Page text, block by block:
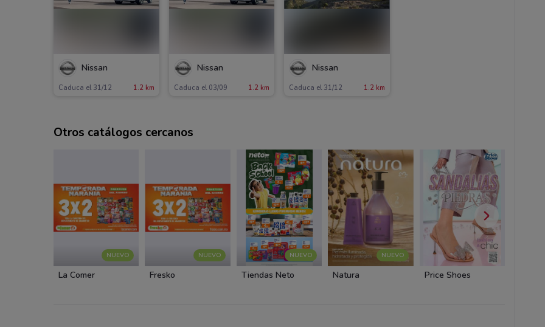
Nissan
Caduca el 31/12 1.2 km
Nissan
Caduca el 03/09 1.2 km
Nissan
Caduca el 31/12 1.2 km
Otros catálogos cercanos
NUEVO
La Comer
NUEVO
Fresko
NUEVO
Tiendas Neto
NUEVO
Natura Price Shoes